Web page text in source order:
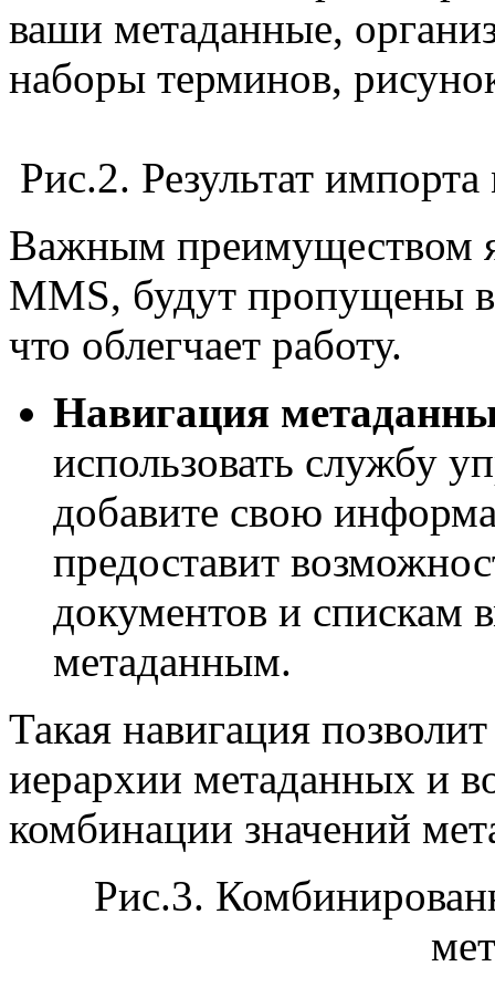
ваши метаданные,
наборы терминов,
Рис.2. Результат
Важным преимуществом
MMS, будут пропущены
что облегчает работу.
Навигация
использовать службу
добавите свою
предоставит
документов и спискам
метаданным.
Такая навигация
иерархии метаданных и
комбинации значений
Рис.3.